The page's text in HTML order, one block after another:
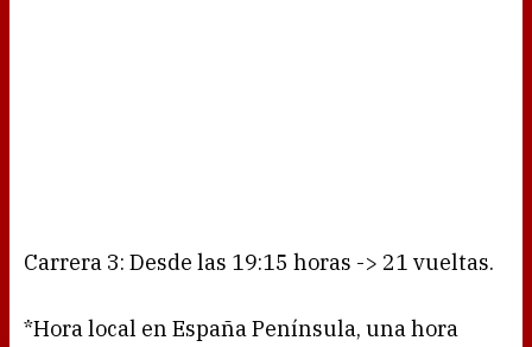
Carrera 3: Desde las 19:15 horas -> 21 vueltas.
*Hora local en España Península, una hora